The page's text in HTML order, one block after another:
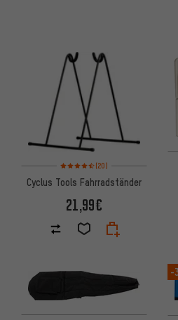
Bewertungen: 4,5 von 5
(20)
Cyclus Tools Fahrradständer
21,99€
-